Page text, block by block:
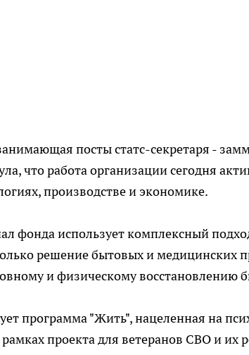
посты статс-секретаря -
что работа организации сегодня
производстве и экономике.
фонда использует комплексный
решение бытовых и медицинских
и физическому восстановлению
программа "Жить", нацеленная на
проекта для ветеранов СВО и их